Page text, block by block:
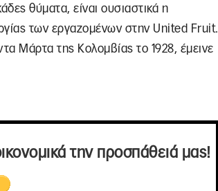
θύματα, είναι ουσιαστικά η
των εργαζομένων στην United Fruit.
Μάρτα της Κολομβίας το 1928, έμεινε
την προσπάθειά μας!